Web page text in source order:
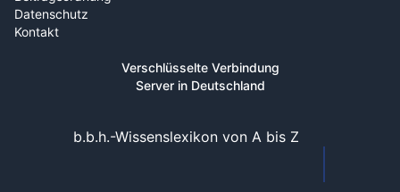
Datenschutz
Kontakt
Verschlüsselte Verbindung
Server in Deutschland
b.b.h.-Wissenslexikon von A bis Z